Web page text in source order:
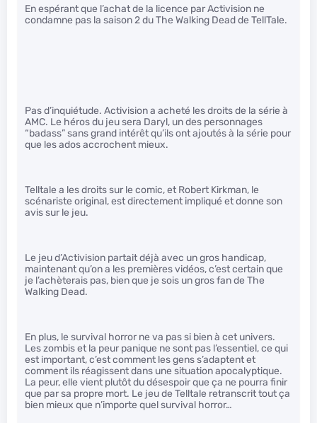
En espérant que l’achat de la licence par Activision ne
condamne pas la saison 2 du The Walking Dead de TellTale.
Pas d’inquiétude. Activision a acheté les droits de la série à
AMC. Le héros du jeu sera Daryl, un des personnages
“badass” sans grand intérêt qu’ils ont ajoutés à la série pour
que les ados accrochent mieux.
Telltale a les droits sur le comic, et Robert Kirkman, le
scénariste original, est directement impliqué et donne son
avis sur le jeu.
Le jeu d’Activision partait déjà avec un gros handicap,
maintenant qu’on a les premières vidéos, c’est certain que
je l’achèterais pas, bien que je sois un gros fan de The
Walking Dead.
En plus, le survival horror ne va pas si bien à cet univers.
Les zombis et la peur panique ne sont pas l’essentiel, ce qui
est important, c’est comment les gens s’adaptent et
comment ils réagissent dans une situation apocalyptique.
La peur, elle vient plutôt du désespoir que ça ne pourra finir
que par sa propre mort. Le jeu de Telltale retranscrit tout ça
bien mieux que n’importe quel survival horror…